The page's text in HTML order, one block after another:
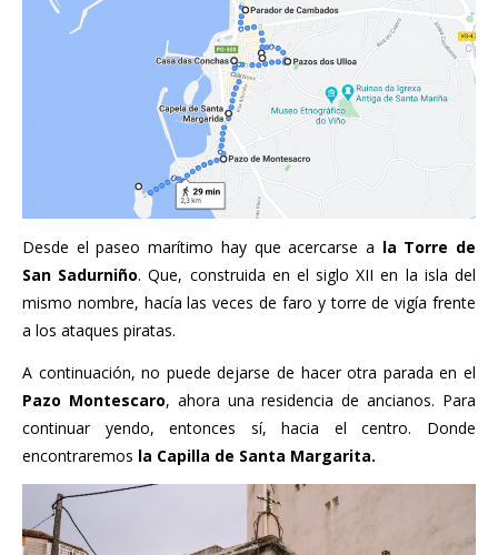
Desde el paseo marítimo hay que acercarse a la Torre de
San Sadurniño. Que, construida en el siglo XII en la isla del
mismo nombre, hacía las veces de faro y torre de vigía frente
a los ataques piratas.
A continuación, no puede dejarse de hacer otra parada en el
Pazo Montescaro, ahora una residencia de ancianos. Para
continuar yendo, entonces sí, hacia el centro. Donde
encontraremos la Capilla de Santa Margarita.